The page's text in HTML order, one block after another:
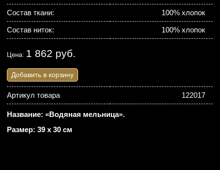
Состав ткани: 100% хлопок
Состав ниток: 100% хлопок
Цена: 1 862 руб.
Добавить в корзину
Артикул товара 122017
Название: «Водяная мельница».
Размер: 39 х 30 см